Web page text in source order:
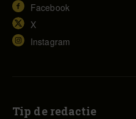
Facebook
X
Instagram
Tip de redactie